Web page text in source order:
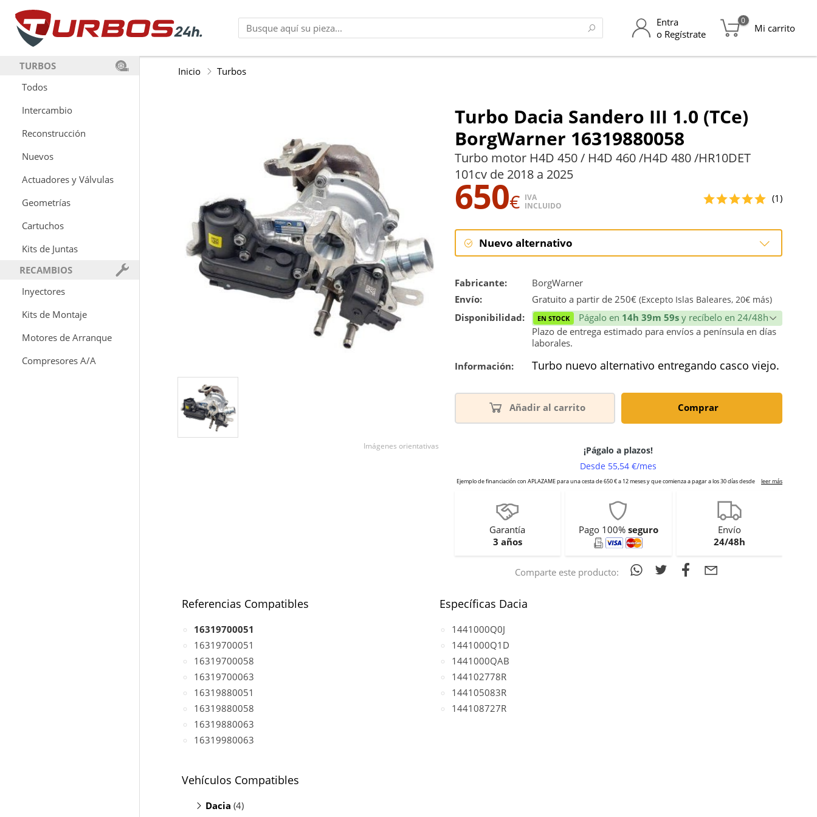
Entra
o Regístrate
0
Mi carrito
TURBOS
Todos
Intercambio
Reconstrucción
Nuevos
Actuadores y Válvulas
Geometrías
Cartuchos
Kits de Juntas
RECAMBIOS
Inyectores
Kits de Montaje
Motores de Arranque
Compresores A/A
Inicio Turbos
Turbo Dacia Sandero III 1.0 (TCe)
BorgWarner 16319880058
Turbo motor H4D 450 / H4D 460 /H4D 480 /HR10DET
101cv de 2018 a 2025
650€ IVA
INCLUIDO
(1)
Nuevo alternativo
Fabricante:
BorgWarner
Envío:
Gratuito a partir de 250€ (Excepto Islas Baleares, 20€ más)
Disponibilidad: EN STOCK Págalo en 14h 39m 59s y recíbelo en 24/48h
Plazo de entrega estimado para envíos a península en días
laborales.
Información:
Turbo nuevo alternativo entregando casco viejo.
Añadir al carrito Comprar
Garantía
3 años
Pago 100% seguro
Envío
24/48h
Comparte este producto:
Imágenes orientativas
Referencias Compatibles
16319700051
16319700051
16319700058
16319700063
16319880051
16319880058
16319880063
16319980063
Específicas Dacia
1441000Q0J
1441000Q1D
1441000QAB
144102778R
144105083R
144108727R
Vehículos Compatibles
Dacia (4)